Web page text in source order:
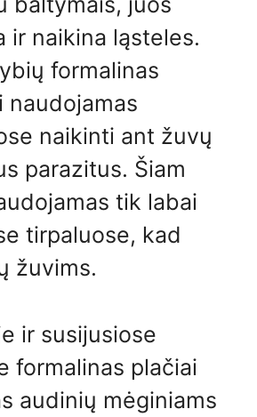
ir naikina ląsteles.
formalinas
naudojamas
naikinti ant žuvų
parazitus. Šiam
tik labai
tirpaluose, kad
žuvims.
ir susijusiose
formalinas plačiai
audinių mėginiams